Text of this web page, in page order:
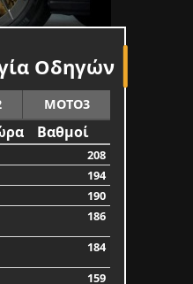
Οδηγών
MOTO3
Βαθμοί
208
194
190
186
184
159